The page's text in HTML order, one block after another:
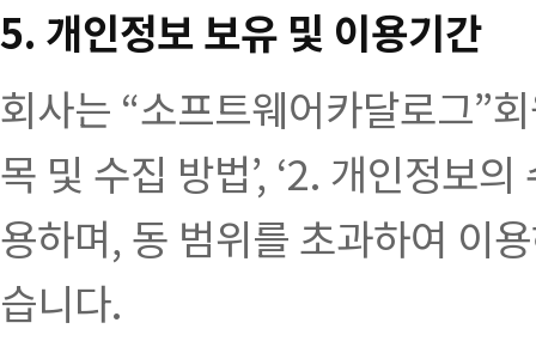
5. 개인정보 보유 및 이용기간
회사는 “소프트웨어카달로그”
목 및 수집 방법’, ‘2. 개인정보
용하며, 동 범위를 초과하여 이
습니다.